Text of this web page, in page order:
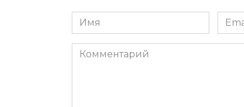
Имя
*
Email
*
Комментарий